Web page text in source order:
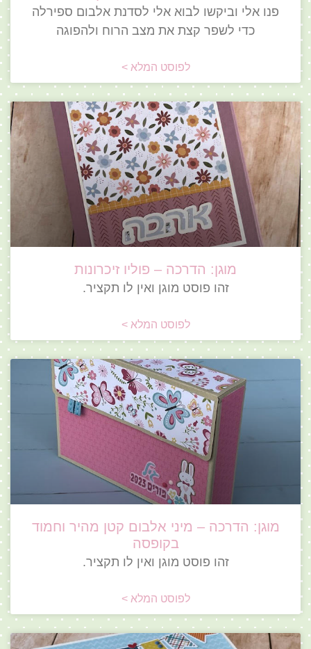
פנו אלי וביקשו לבוא אלי לסדנת אלבום ספירלה
כדי לשפר קצת את מצב הרוח ולהפוגה
לפוסט המלא >
מוגן: הדרכה – פוליו זיכרונות
זהו פוסט מוגן ואין לו תקציר.
לפוסט המלא >
מוגן: הדרכה – מיני אלבום קטן מהיר וחמוד
בקופסה
זהו פוסט מוגן ואין לו תקציר.
לפוסט המלא >